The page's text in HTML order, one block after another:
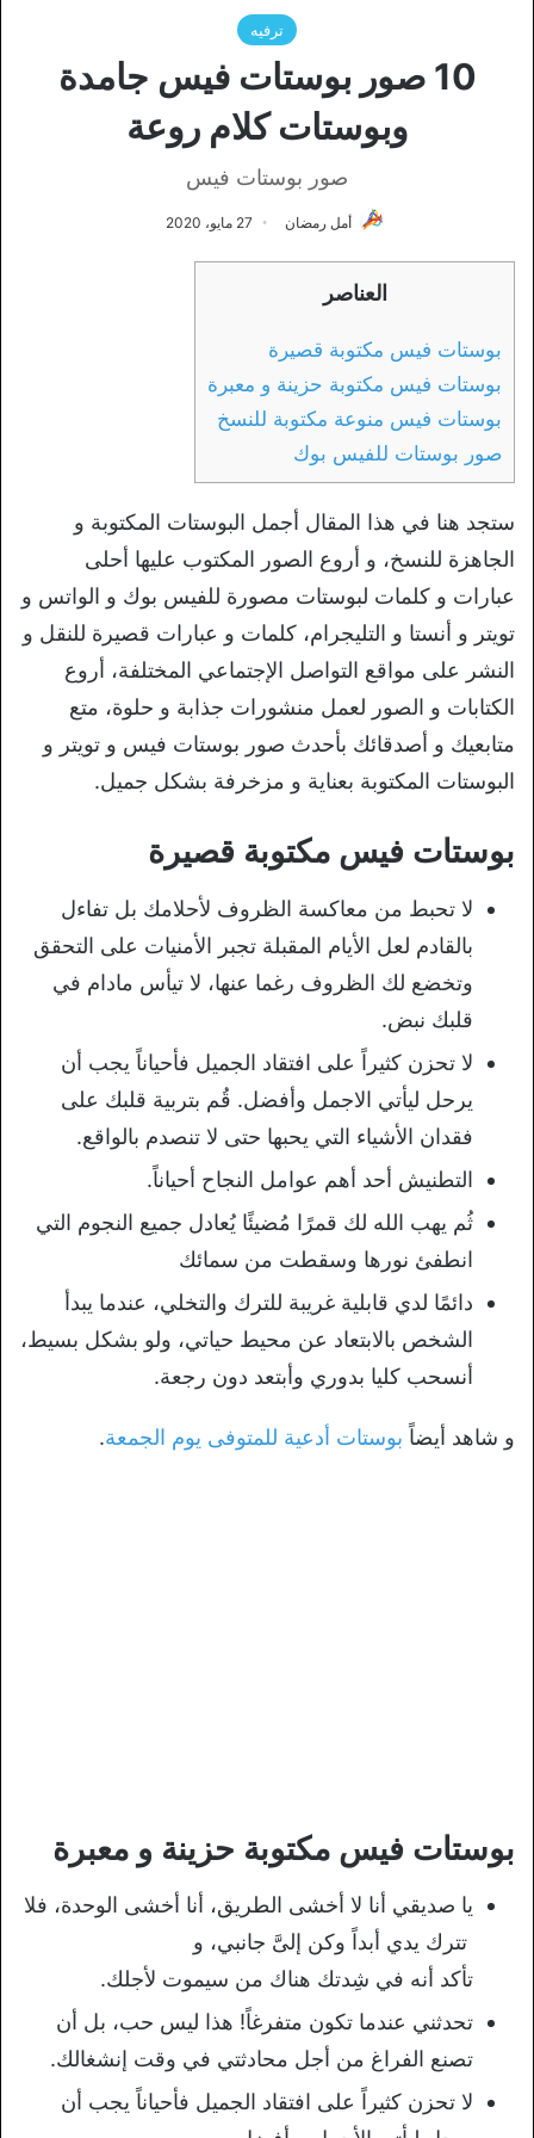
ترفيه
10 صور بوستات فيس جامدة
وبوستات كلام روعة
صور بوستات فيس
أمل رمضان 27 مايو، 2020
العناصر
بوستات فيس مكتوبة قصيرة
بوستات فيس مكتوبة حزينة و معبرة
بوستات فيس منوعة مكتوبة للنسخ
صور بوستات للفيس بوك
ستجد هنا في هذا المقال أجمل البوستات المكتوبة و
الجاهزة للنسخ، و أروع الصور المكتوب عليها أحلى
عبارات و كلمات لبوستات مصورة للفيس بوك و الواتس و
تويتر و أنستا و التليجرام، كلمات و عبارات قصيرة للنقل و
النشر على مواقع التواصل الإجتماعي المختلفة، أروع
الكتابات و الصور لعمل منشورات جذابة و حلوة، متع
متابعيك و أصدقائك بأحدث صور بوستات فيس و تويتر و
البوستات المكتوبة بعناية و مزخرفة بشكل جميل.
بوستات فيس مكتوبة قصيرة
لا تحبط من معاكسة الظروف لأحلامك بل تفاءل
بالقادم لعل الأيام المقبلة تجبر الأمنيات على التحقق
وتخضع لك الظروف رغما عنها، لا تيأس مادام في
قلبك نبض.
لا تحزن كثيراً على افتقاد الجميل فأحياناً يجب أن
يرحل ليأتي الاجمل وأفضل. قُم بتربية قلبك على
فقدان الأشياء التي يحبها حتى لا تنصدم بالواقع.
التطنيش أحد أهم عوامل النجاح أحياناً.
ثُم يهب الله لك قمرًا مُضيئًا يُعادل جميع النجوم التي
انطفئ نورها وسقطت من سمائك
دائمًا لدي قابلية غريبة للترك والتخلي، عندما يبدأ
الشخص بالابتعاد عن محيط حياتي، ولو بشكل بسيط،
أنسحب كليا بدوري وأبتعد دون رجعة.
و شاهد أيضاً بوستات أدعية للمتوفى يوم الجمعة.
بوستات فيس مكتوبة حزينة و معبرة
يا صديقي أنا لا أخشى الطريق، أنا أخشى الوحدة، فلا
تترك يدي أبداً وكن إلىَّ جانبي، و
تأكد أنه في شِدتك هناك من سيموت لأجلك.
تحدثني عندما تكون متفرغاً! هذا ليس حب، بل أن
تصنع الفراغ من أجل محادثتي في وقت إنشغالك.
لا تحزن كثيراً على افتقاد الجميل فأحياناً يجب أن